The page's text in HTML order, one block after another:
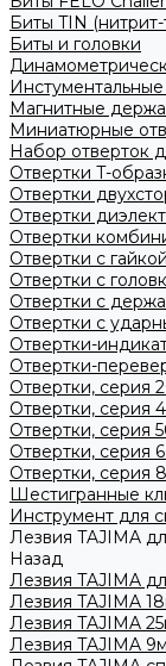
Биты TIN
Биты и головки
Магнитные
Миниатюрные
Набор отверток
Отвертки T-
Отвертки
Отвертки
Отвертки
Отвертки с
Отвертки с
Отвертки с
Отвертки с
Отвертки-
Отвертки-
Отвертки, серия
Отвертки, серия
Отвертки, серия
Отвертки, серия
Отвертки, серия
Шестигранные
Инструмент для
Лезвия TAJIMA
Назад
Лезвия TAJIMA
Лезвия TAJIMA
Лезвия TAJIMA
Лезвия TAJIMA